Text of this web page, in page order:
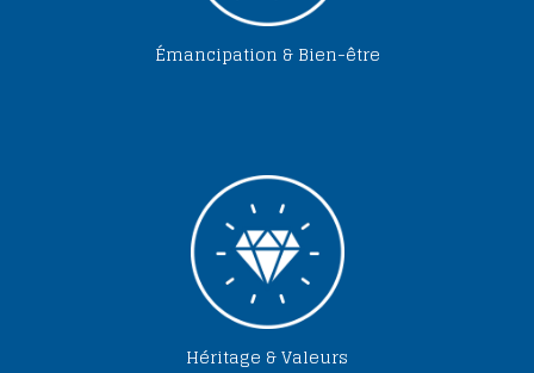
Émancipation & Bien-être
Héritage & Valeurs